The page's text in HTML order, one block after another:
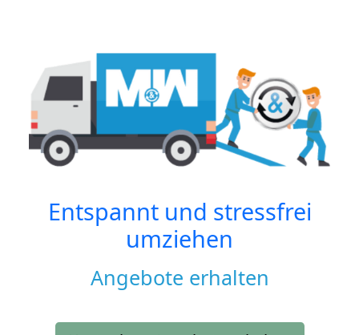
Entspannt und stressfrei
umziehen
Angebote erhalten